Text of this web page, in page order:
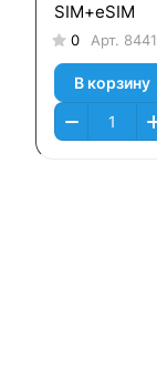
SIM+eSIM
0 Арт. 8441
В корзину